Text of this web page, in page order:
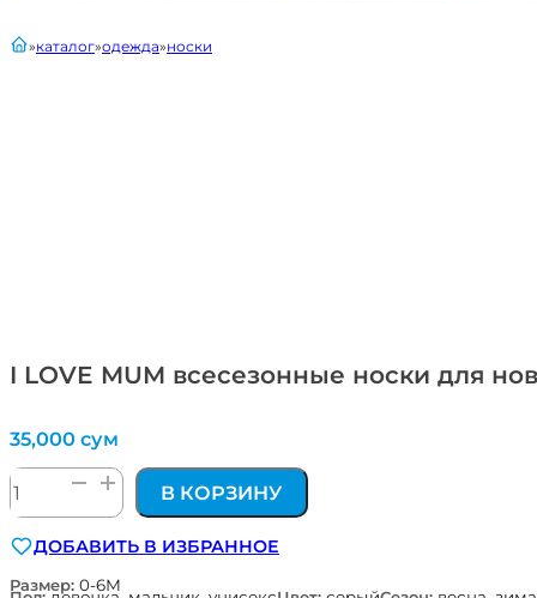
I LOVE MUM всесезонные носки для
главнаякаталог одежда носки
35,000 сум
Количество
товара
LOVE
MUM
В КОРЗИНУ
ДОБАВИТЬ В ИЗБРАННОЕ
Размер: 0-6М